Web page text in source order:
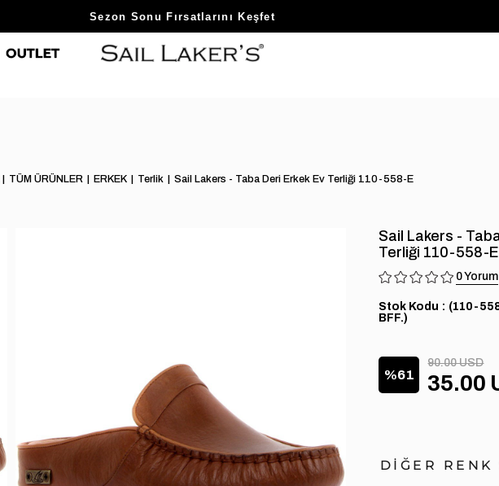
Sezon Sonu Fırsatlarını Keşfet
TÜM ÜRÜNLER ERKEK Terlik Sail Lakers - Taba Deri Erkek Ev Terliği 110-558-E
Sail Lakers -
Terliği 110-558-E
0
Stok Kodu
(110-
BFF.)
61
90.00 USD
35.00
DİĞER RENK